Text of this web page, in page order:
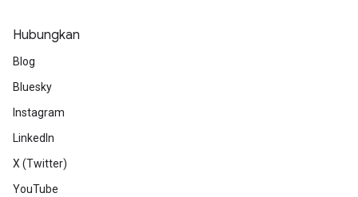
Hubungkan
Blog
Bluesky
Instagram
LinkedIn
X (Twitter)
YouTube